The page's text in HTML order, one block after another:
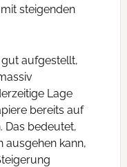
steigenden
gut aufgestellt,
Lage
bereits auf
Das bedeutet,
ausgehen kann,